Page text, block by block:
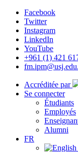
Facebook
Twitter
Instagram
LinkedIn
YouTube
+961 (1) 421
Accréditée par
Se connecter
Étudiants
Employés
Alumni
FR